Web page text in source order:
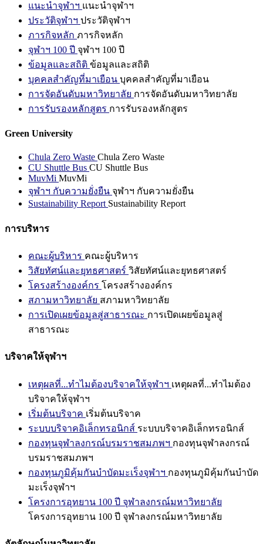
แนะนำจุฬาฯ แนะนำจุฬาฯ
ประวัติจุฬาฯ ประวัติจุฬาฯ
ภารกิจหลัก ภารกิจหลัก
จุฬาฯ 100 ปี จุฬาฯ 100 ปี
ข้อมูลและสถิติ ข้อมูลและสถิติ
บุคคลสำคัญที่มาเยือน บุคคลสำคัญที่มาเยือน
การจัดอันดับมหาวิทยาลัย การจัดอันดับมหาวิทยาลัย
การรับรองหลักสูตร การรับรองหลักสูตร
Green University
Chula Zero Waste Chula Zero Waste
CU Shuttle Bus CU Shuttle Bus
MuvMi MuvMi
จุฬาฯ กับความยั่งยืน จุฬาฯ กับความยั่งยืน
Sustainability Report Sustainability Report
การบริหาร
คณะผู้บริหาร คณะผู้บริหาร
วิสัยทัศน์และยุทธศาสตร์ วิสัยทัศน์และยุทธศาสตร์
โครงสร้างองค์กร โครงสร้างองค์กร
สภามหาวิทยาลัย สภามหาวิทยาลัย
การเปิดเผยข้อมูลสู่สาธารณะ การเปิดเผยข้อมูลสู่
สาธารณะ
บริจาคให้จุฬาฯ
เหตุผลที่...ทำไมต้องบริจาคให้จุฬาฯ เหตุผลที่...ทำไมต้อง
บริจาคให้จุฬาฯ
เริ่มต้นบริจาค เริ่มต้นบริจาค
ระบบบริจาคอิเล็กทรอนิกส์ ระบบบริจาคอิเล็กทรอนิกส์
กองทุนจุฬาลงกรณ์บรมราชสมภพฯ กองทุนจุฬาลงกรณ์
บรมราชสมภพฯ
กองทุนภูมิคุ้มกันบำบัดมะเร็งจุฬาฯ กองทุนภูมิคุ้มกันบำบัด
มะเร็งจุฬาฯ
โครงการอุทยาน 100 ปี จุฬาลงกรณ์มหาวิทยาลัย
โครงการอุทยาน 100 ปี จุฬาลงกรณ์มหาวิทยาลัย